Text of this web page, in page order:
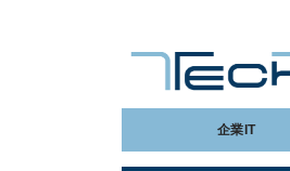
企業IT